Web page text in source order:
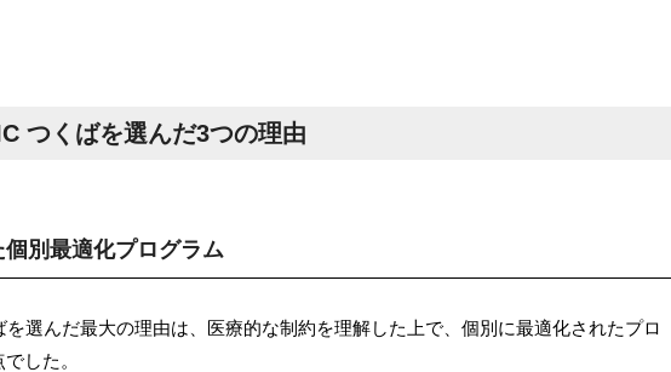
つくばを選んだ3つの理由
別最適化プログラム
選んだ最大の理由は、医療的な制約を理解した上で、個別に最適化されたプロ
した。